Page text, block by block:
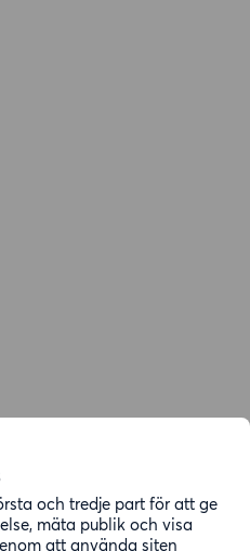
och tredje part för att ge
mäta publik och visa
att använda siten